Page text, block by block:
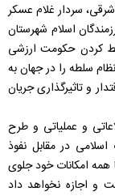
سردار غلام عسکر
اسلام شهرستان
کردن حکومت ارزشی
سلطه را در جهان به
و تاثیرگذاری جریان
و عملیاتی و طرح
اسلامی در مقابل نفوذ
همه امکانات خود جلوی
و اجازه نخواهد داد